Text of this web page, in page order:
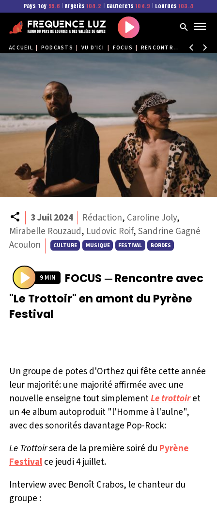
Pays Toy 99.6 Argelès 104.2 Cauterets 104.9 Lourdes 103.4
Play
ACCUEIL PODCASTS VU D'ICI FOCUS RENCONTRE AVEC "LE TROTTOIR" EN AMONT DU PYRÈNE FESTIVAL
Partager
3 Juil 2024 Rédaction, Caroline Joly,
Mirabelle Rouzaud, Ludovic Roif,Sandrine Gagné
Acoulon
CULTURE MUSIQUE FESTIVAL BORDES
P
l
a
9 MIN FOCUS —Rencontre avec
"Le Trottoir" en amont du Pyrène
Festival
Un groupe de potes d'Orthez qui fête cette année
leur majorité: une majorité affirmée avec une
nouvelle enseigne tout simplementLe trottoiret
un 4e album autoproduit "l'Homme à l'aulne",
avec des sonorités davantage Pop-Rock:
Le Trottoirsera de la première soiré duPyrène
Festivalce jeudi 4 juillet.
Interview avec Benoît Crabos, le chanteur du
groupe :